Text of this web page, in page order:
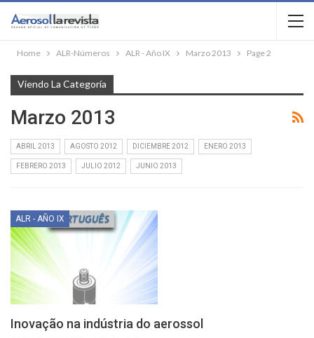
Home ALR-Números ALR - Año IX Marzo 2013 Page 2
Viendo La Categoría
Marzo 2013
ABRIL 2013 AGOSTO 2012 DICIEMBRE 2012 ENERO 2013
FEBRERO 2013 JULIO 2012 JUNIO 2013
ALR - AÑO IX
Inovação na indústria do aerossol